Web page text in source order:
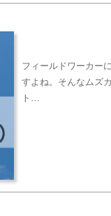
フィールドワーカー
すよね。そんなムズ
ト…